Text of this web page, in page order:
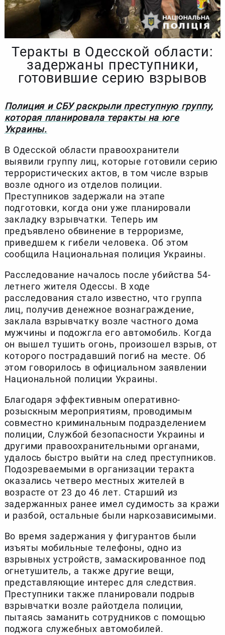
Теракты в Одесской области:
задержаны преступники,
готовившие серию взрывов
Полиция и СБУ раскрыли преступную группу,
которая планировала теракты на юге
Украины.
В Одесской области правоохранители
выявили группу лиц, которые готовили серию
террористических актов, в том числе взрыв
возле одного из отделов полиции.
Преступников задержали на этапе
подготовки, когда они уже планировали
закладку взрывчатки. Теперь им
предъявлено обвинение в терроризме,
приведшем к гибели человека. Об этом
сообщила Национальная полиция Украины.
Расследование началось после убийства 54-
летнего жителя Одессы. В ходе
расследования стало известно, что группа
лиц, получив денежное вознаграждение,
заклала взрывчатку возле частного дома
мужчины и подожгла его автомобиль. Когда
он вышел тушить огонь, произошел взрыв, от
которого пострадавший погиб на месте. Об
этом говорилось в официальном заявлении
Национальной полиции Украины.
Благодаря эффективным оперативно-
розыскным мероприятиям, проводимым
совместно криминальным подразделением
полиции, Службой безопасности Украины и
другими правоохранительными органами,
удалось быстро выйти на след преступников.
Подозреваемыми в организации теракта
оказались четверо местных жителей в
возрасте от 23 до 46 лет. Старший из
задержанных ранее имел судимость за кражи
и разбой, остальные были наркозависимыми.
Во время задержания у фигурантов были
изъяты мобильные телефоны, одно из
взрывных устройств, замаскированное под
огнетушитель, а также другие вещи,
представляющие интерес для следствия.
Преступники также планировали подрыв
взрывчатки возле райотдела полиции,
пытаясь заманить сотрудников с помощью
поджога служебных автомобилей.